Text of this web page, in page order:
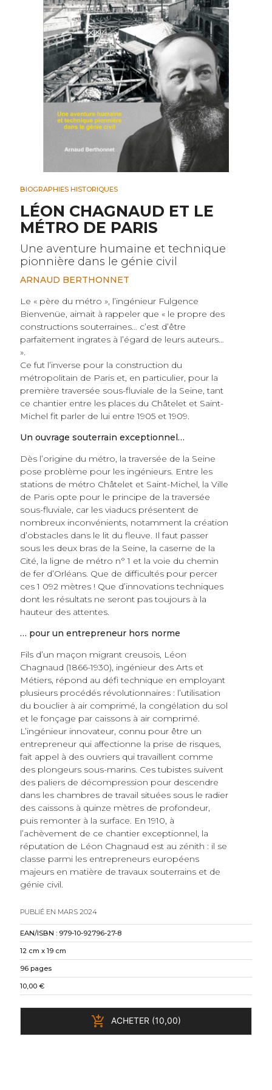
BIOGRAPHIES HISTORIQUES
LÉON CHAGNAUD ET LE
MÉTRO DE PARIS
Une aventure humaine et technique
pionnière dans le génie civil
ARNAUD BERTHONNET
Le « père du métro », l’ingénieur Fulgence
Bienvenüe, aimait à rappeler que « le propre des
constructions souterraines… c’est d’être
parfaitement ingrates à l’égard de leurs auteurs…
».
Ce fut l’inverse pour la construction du
métropolitain de Paris et, en particulier, pour la
première traversée sous-fluviale de la Seine, tant
ce chantier entre les places du Châtelet et Saint-
Michel fit parler de lui entre 1905 et 1909.
Un ouvrage souterrain exceptionnel…
Dès l’origine du métro, la traversée de la Seine
pose problème pour les ingénieurs. Entre les
stations de métro Châtelet et Saint-Michel, la Ville
de Paris opte pour le principe de la traversée
sous-fluviale, car les viaducs présentent de
nombreux inconvénients, notamment la création
d’obstacles dans le lit du fleuve. Il faut passer
sous les deux bras de la Seine, la caserne de la
Cité, la ligne de métro n° 1 et la voie du chemin
de fer d’Orléans. Que de difficultés pour percer
ces 1 092 mètres ! Que d’innovations techniques
dont les résultats ne seront pas toujours à la
hauteur des attentes.
… pour un entrepreneur hors norme
Fils d’un maçon migrant creusois, Léon
Chagnaud (1866-1930), ingénieur des Arts et
Métiers, répond au défi technique en employant
plusieurs procédés révolutionnaires : l’utilisation
du bouclier à air comprimé, la congélation du sol
et le fonçage par caissons à air comprimé.
L’ingénieur innovateur, connu pour être un
entrepreneur qui affectionne la prise de risques,
fait appel à des ouvriers qui travaillent comme
des plongeurs sous-marins. Ces tubistes suivent
des paliers de décompression pour descendre
dans les chambres de travail situées sous le radier
des caissons à quinze mètres de profondeur,
puis remonter à la surface. En 1910, à
l’achèvement de ce chantier exceptionnel, la
réputation de Léon Chagnaud est au zénith : il se
classe parmi les entrepreneurs européens
majeurs en matière de travaux souterrains et de
génie civil.
PUBLIÉ EN MARS 2024
EAN/ISBN : 979-10-92796-27-8
12 cm x 19 cm
96 pages
10,00 €
add_shopping_cart ACHETER (10,00)